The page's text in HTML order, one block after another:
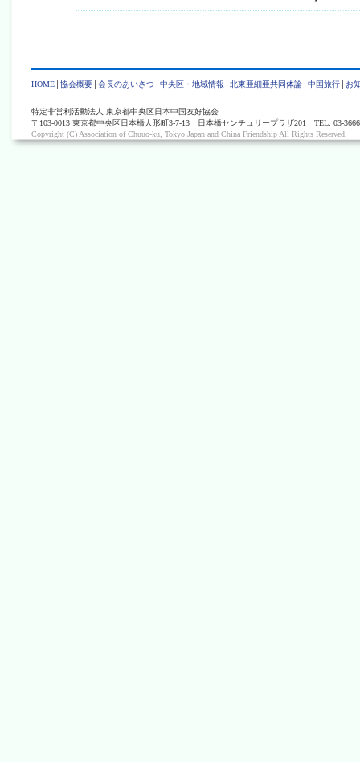
HOME 協会概要 会長のあいさつ 中央区・地域情報 北東亜細亜共同体論 中国旅行 お
特定非営利活動法人 東京都中央区日本中国友好協会
〒103-0013 東京都中央区日本橋人形町3-7-13 日本橋センチュリープラザ201 TEL: 03-
Copyright (C) Association of Chuuo-ku, Tokyo Japan and China Friendship All Rights Reserved.